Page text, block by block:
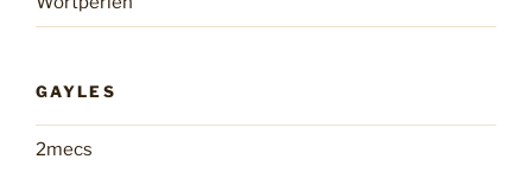
GAYLES
2mecs